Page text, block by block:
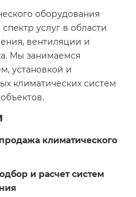
оборудования
услуг в области
вентиляции и
Мы занимаемся
установкой и
климатических систем
климатического
и расчет систем